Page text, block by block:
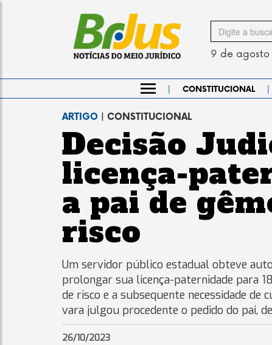
Search
for
9 de
| CONSTITUCIONAL |
ARTIGO | CONSTITUCIONAL
Decisão
licença-
a pai de
risco
Um servidor público estadual obteve
prolongar sua licença-paternidade para
de risco e a subsequente necessidade de
vara julgou procedente o pedido do pai,
26/10/2023